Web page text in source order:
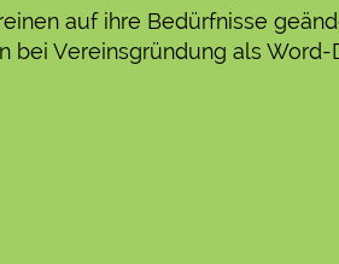
auf ihre Bedürfnisse
bei Vereinsgründung als Word-